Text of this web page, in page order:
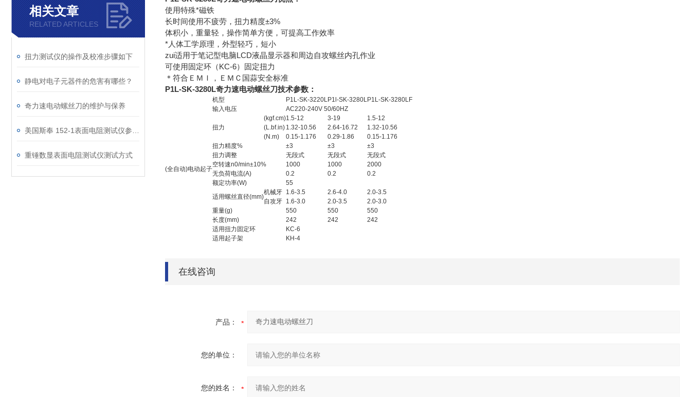
相关文章
RELATED ARTICLES
扭力测试仪的操作及校准步骤如下
静电对电子元器件的危害有哪些？
奇力速电动螺丝刀的维护与保养
重锤数显表面电阻测试仪测试方式
使用特殊*磁铁
长时间使用不疲劳，扭力精度±3%
体积小，重量轻，操作简单方便，可提高工作效率
*人体工学原理，外型轻巧，短小
zui适用于笔记型电脑LCD液晶显示器和周边自攻螺丝内孔作业
可使用固定环（KC-6）固定扭力
＊符合ＥＭＩ，ＥＭＣ国蒜安全标准
P1L-SK-3280L奇力速电动螺丝刀技术参数：
(全自动)电动起子
机型 P1L-SK-3220LP1l-SK-3280LP1L-SK-3280LF
输入电压
AC220-240V 50/60HZ
扭力
(kgf.cm)1.5-12 3-19
1.5-12
(L.bf.in) 1.32-10.56 2.64-16.72
1.32-10.56
(N.m)
0.15-1.176 0.29-1.86
0.15-1.176
扭力精度%
±3 ±3
±3
扭力调整
无段式 无段式
无段式
空转速n0/min±10%
1000 1000
2000
无负荷电流(A)
0.2 0.2
0.2
额定功率(W)
55
适用螺丝直径(mm)
机械牙 1.6-3.5 2.6-4.0
2.0-3.5
自攻牙 1.6-3.0 2.0-3.5
2.0-3.0
重量(g)
550 550
550
长度(mm)
242 242
242
适用扭力固定环
KC-6
适用起子架
KH-4
在线咨询
产品：
您的单位：
您的姓名：